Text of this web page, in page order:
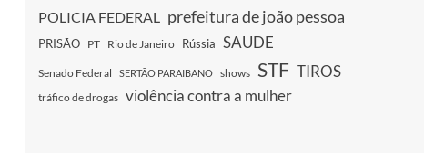
POLICIA FEDERAL prefeitura de joão pessoa
PRISÃO PT Rio de Janeiro Rússia SAUDE
Senado Federal SERTÃO PARAIBANO shows STF TIROS
tráfico de drogas violência contra a mulher